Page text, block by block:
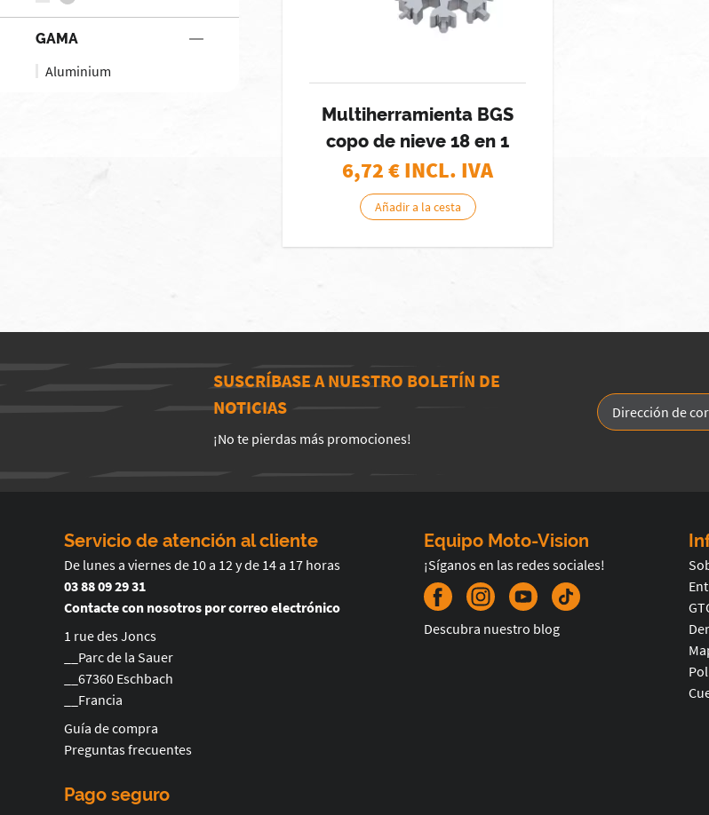
GAMA
Aluminium
Multiherramienta BGS
copo de nieve 18 en 1
6,72 € INCL. IVA
Añadir a la cesta
SUSCRÍBASE A NUESTRO BOLETÍN DE
NOTICIAS
¡No te pierdas más promociones!
Servicio de atención al cliente
De lunes a viernes de 10 a 12 y de 14 a 17 horas
03 88 09 29 31
Contacte con nosotros por correo electrónico
1 rue des Joncs
__Parc de la Sauer
__67360 Eschbach
__Francia
Guía de compra
Preguntas frecuentes
Equipo Moto-Vision
¡Síganos en las redes sociales!
Descubra nuestro blog
Pago seguro